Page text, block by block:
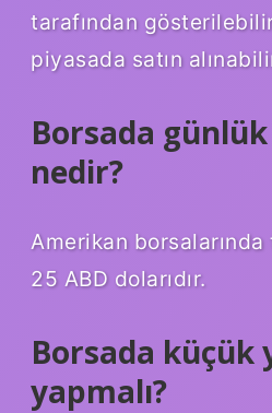
tarafından
piyasada satın
Borsada
nedir?
Amerikan borsalarında
25 ABD dolarıdır.
Borsada küçük
yapmalı?